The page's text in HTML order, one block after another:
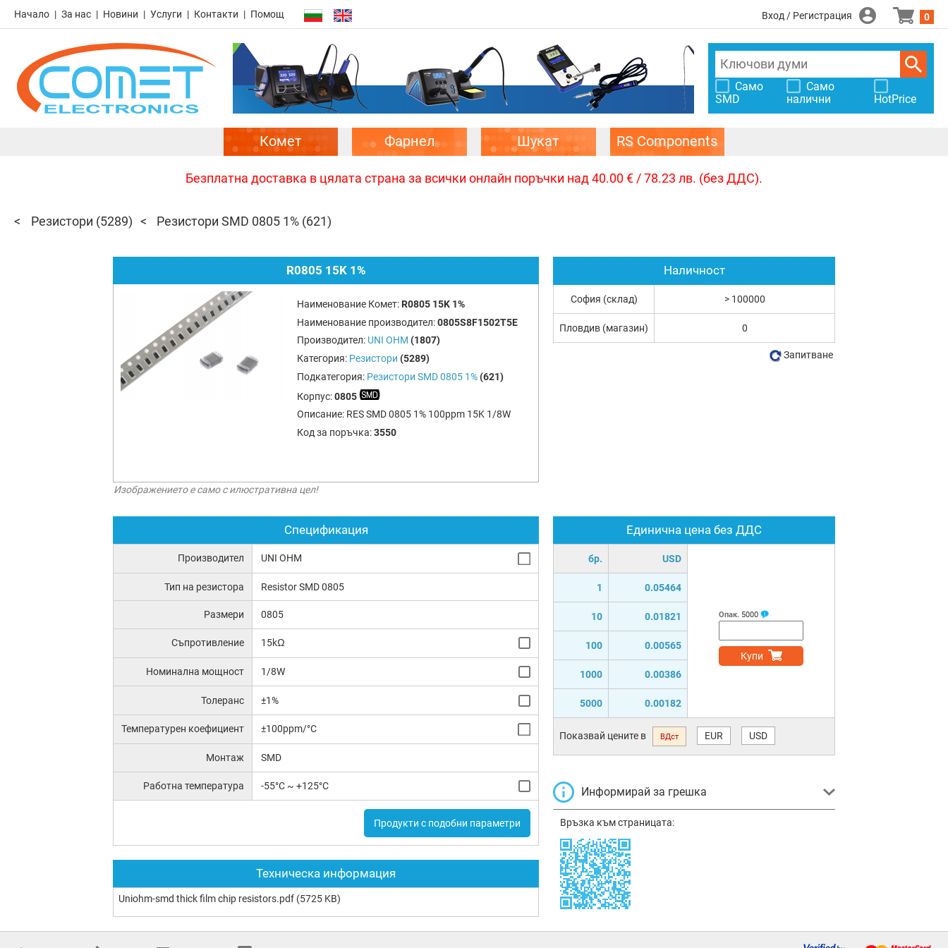
Начало За нас Новини Услуги Контакти Помощ Вход / Регистрация 0
Само
SMD
Само
налични
HotPrice
Комет Фарнел Шукат RS Components
Безплатна доставка в цялата страна за всички онлайн поръчки над 40.00 € / 78.23 лв. (без ДДС).
Резистори (5289) Резистори SMD 0805 1% (621)
R0805 15K 1%
Наименование Комет: R0805 15K 1%
Наименование производител:0805S8F1502T5E
Производител: UNI OHM (1807)
Категория: Резистори (5289)
Подкатегория: Резистори SMD 0805 1% (621)
Корпус:0805
Описание: RES SMD 0805 1% 100ppm 15K 1/8W
Код за поръчка:3550
Изображението е само с илюстративна цел!
Спецификация
Производител UNI OHM
Тип на резистора Resistor SMD 0805
Размери 0805
Съпротивление 15kΩ
Номинална мощност 1/8W
Толеранс ±1%
Температурен коефициент ±100ppm/°C
Монтаж SMD
Работна температура -55°C ~ +125°C
Продукти с подобни параметри
Техническа информация
Uniohm-smd thick film chip resistors.pdf (5725 KB)
Единична цена без ДДС
бр. USD
1 0.05464
10 0.01821
100 0.00565
1000 0.00386
5000 0.00182
Опак. 5000
Купи
Показвай цените в ВДст EUR USD
Информирай за грешка
Връзка към страницата:
Наличност
София (склад) > 100000
Пловдив (магазин) 0
Запитване